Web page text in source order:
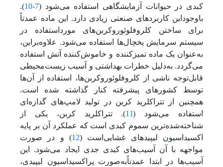
کبدی در حیوانات آزمایشگاهی استفاده می‌شود (7-10
).
باوجوداین کاربردهای صنعتی زیادی دارد. این ماده عمدتاً
برای ساختن کلروفلوئوروکربن‌های مورد‌استفاده در
سیستم سرمایش یخچال‌ها استفاده‌ می‌شود. علاوه‌بر‌این،
به‌عنوان یک ماده تمیز‌کننده و خاموش‌کننده آتش استفاده‌
می‌گردد. به‌دلیل خطرات بهداشتی و آسیب زیست‌محیطی
قابل‌توجه ناشی از کلروفلوئوروکربن‌ها، استفاده از آن‌‌ها
توسط کشورهای پیشرفته کنار گذاشته شده است.
همچنین از ‌تتراکلرید کربن در تولید لامپ‌های گدازه‌ای
استفاده‌ می‌شود (11). ‌تتراکلرید کربن، یکی از
شناخته‌شده‌ترین سموم کبدی است که عملکرد آن بر پایه
اکسیداسیون لیپیدهای غشایی‌است (12) و در صورت
مواجهه با آن آسیب‌های کبدی جدی ایجاد‌ می‌شود. این
آسیب‌‌ها در ابتدا عمدتاًبه‌صورت پراکسیداسیون لیپیدی،